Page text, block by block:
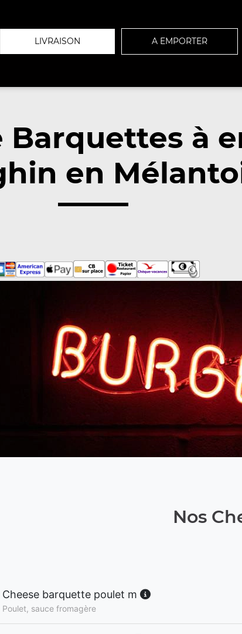
LIVRAISON A EMPORTER
Barquettes à
en
Nos
Cheese barquette poulet m
Poulet, sauce fromagère